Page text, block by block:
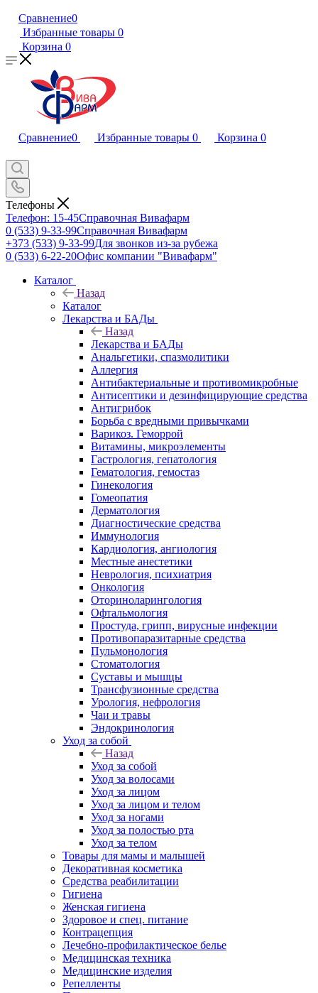
Сравнение0
Избранные товары 0
Корзина 0
Сравнение0 Избранные товары 0 Корзина 0
Телефоны
Телефон: 15-45Справочная Вивафарм
0 (533) 9-33-99Справочная Вивафарм
+373 (533) 9-33-99Для звонков из-за рубежа
0 (533) 6-22-20Офис компании "Вивафарм"
Каталог
Назад
Каталог
Лекарства и БАДы
Назад
Лекарства и БАДы
Анальгетики, спазмолитики
Аллергия
Антибактериальные и противомикробные
Антисептики и дезинфицирующие средства
Антигрибок
Борьба с вредными привычками
Варикоз. Геморрой
Витамины, микроэлементы
Гастрология, гепатология
Гематология, гемостаз
Гинекология
Гомеопатия
Дерматология
Диагностические средства
Иммунология
Кардиология, ангиология
Местные анестетики
Неврология, психиатрия
Онкология
Оториноларингология
Офтальмология
Простуда, грипп, вирусные инфекции
Противопаразитарные средства
Пульмонология
Стоматология
Суставы и мышцы
Трансфузионные средства
Урология, нефрология
Чаи и травы
Эндокринология
Уход за собой
Назад
Уход за собой
Уход за волосами
Уход за лицом
Уход за лицом и телом
Уход за ногами
Уход за полостью рта
Уход за телом
Товары для мамы и малышей
Декоративная косметика
Средства реабилитации
Гигиена
Женская гигиена
Здоровое и спец. питание
Контрацепция
Лечебно-профилактическое белье
Медицинская техника
Медицинские изделия
Репелленты